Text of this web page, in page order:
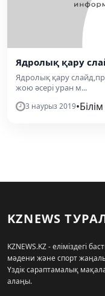
Ядролық қару
Ядролық қару
жою әсері уран м...
3 наурыз 2019•Білім
KZNEWS
KZNEWS.KZ - еліміздегі
мәдени және спорт
Үздік сараптамалық
алаңы.